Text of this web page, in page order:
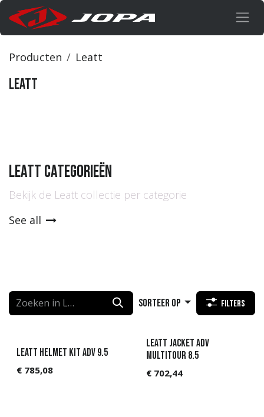
Overslaan naar inhoud
Producten Leatt
Leatt
Leatt categorieën
Bekijk de Leatt collectie per categorie
See all
Sorteer op Filters
Leatt Helmet Kit ADV 9.5
€ 785,08
Leatt Jacket ADV
MultiTour 8.5
€ 702,44